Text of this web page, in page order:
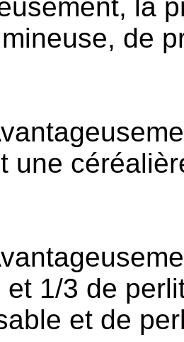
la
de
une
et 1/3 de
et de